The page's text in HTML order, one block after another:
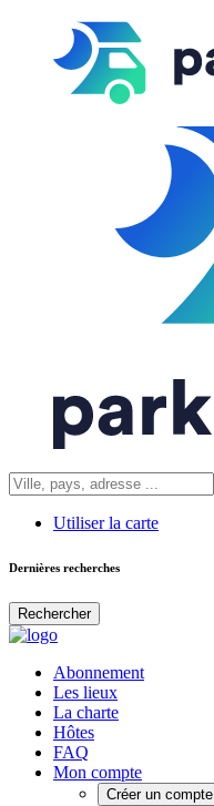
Utiliser la carte
Dernières recherches
Rechercher
Abonnement
Les lieux
La charte
Hôtes
FAQ
Mon compte
Créer un compte